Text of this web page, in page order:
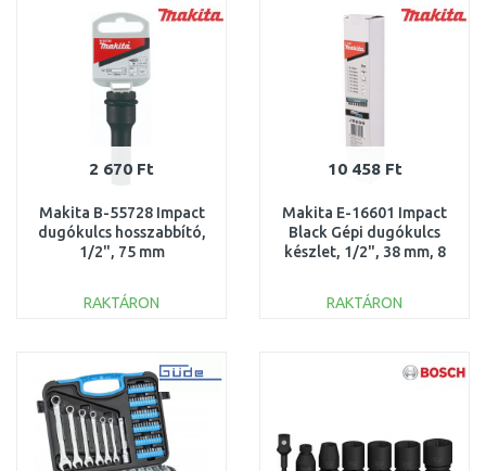
Összehasonlítás Összehasonlítás
2 670 Ft
Makita B-55728 Impact
dugókulcs hosszabbító,
1/2", 75 mm
RAKTÁRON
Összehasonlítás
10 458 Ft
Makita E-16601 Impact
Black Gépi dugókulcs
készlet, 1/2", 38 mm, 8
RAKTÁRON
Összehasonlítás